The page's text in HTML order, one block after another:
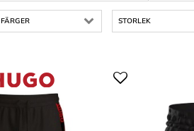
FÄRGER STORLEK